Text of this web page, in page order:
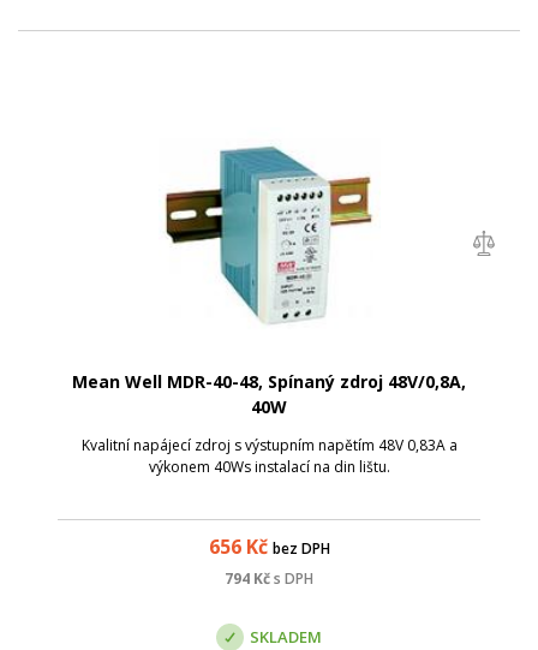
Mean Well MDR-40-48, Spínaný zdroj 48V/0,8A,
40W
Kvalitní napájecí zdroj s výstupním napětím 48V 0,83A a
výkonem 40Ws instalací na din lištu.
656Kč bez DPH
794 Kčs DPH
SKLADEM